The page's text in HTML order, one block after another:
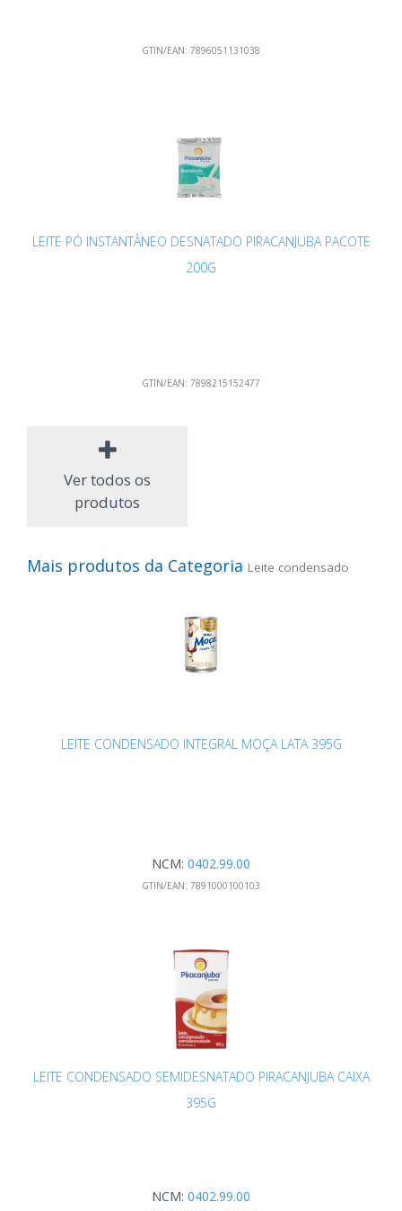
GTIN/EAN: 7896051131038
LEITE PÓ INSTANTÂNEO DESNATADO PIRACANJUBA PACOTE
200G
GTIN/EAN: 7898215152477
Ver todos os
produtos
Mais produtos da Categoria Leite condensado
LEITE CONDENSADO INTEGRAL MOÇA LATA 395G
NCM: 0402.99.00
GTIN/EAN: 7891000100103
LEITE CONDENSADO SEMIDESNATADO PIRACANJUBA CAIXA
395G
NCM: 0402.99.00